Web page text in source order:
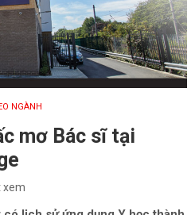
NGÀNH
mơ Bác sĩ tại
xem